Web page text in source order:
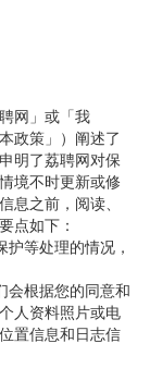
网」或「我
政策」）阐述了
明了荔聘网对保
境不时更新或修
息之前，阅读、
点如下：
等处理的情况，
会根据您的同意和
人资料照片或电
置信息和日志信